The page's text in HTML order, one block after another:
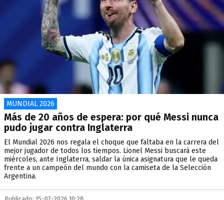
MUNDIAL 2026
Más de 20 años de espera: por qué Messi nunca
pudo jugar contra Inglaterra
El Mundial 2026 nos regala el choque que faltaba en la carrera del
mejor jugador de todos los tiempos. Lionel Messi buscará este
miércoles, ante Inglaterra, saldar la única asignatura que le queda
frente a un campeón del mundo con la camiseta de la Selección
Argentina.